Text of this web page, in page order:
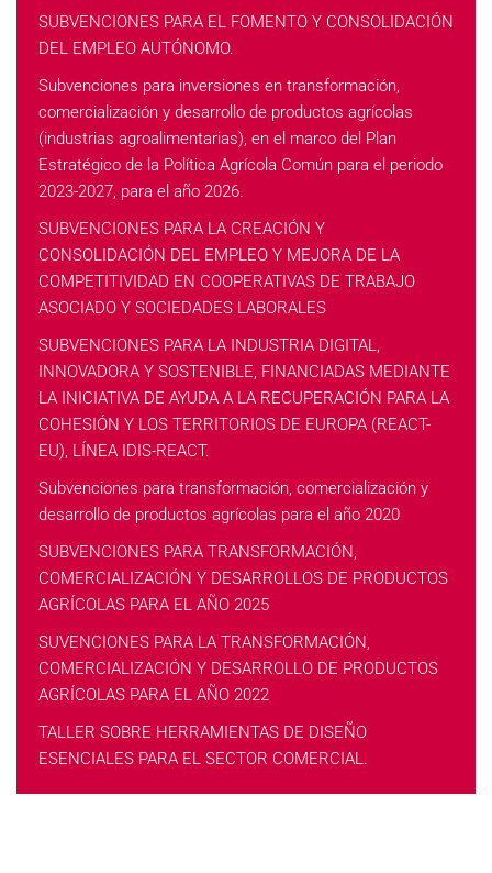
SUBVENCIONES PARA EL FOMENTO Y CONSOLIDACIÓN
DEL EMPLEO AUTÓNOMO.
Subvenciones para inversiones en transformación,
comercialización y desarrollo de productos agrícolas
(industrias agroalimentarias), en el marco del Plan
Estratégico de la Política Agrícola Común para el periodo
2023-2027, para el año 2026.
SUBVENCIONES PARA LA CREACIÓN Y
CONSOLIDACIÓN DEL EMPLEO Y MEJORA DE LA
COMPETITIVIDAD EN COOPERATIVAS DE TRABAJO
ASOCIADO Y SOCIEDADES LABORALES
SUBVENCIONES PARA LA INDUSTRIA DIGITAL,
INNOVADORA Y SOSTENIBLE, FINANCIADAS MEDIANTE
LA INICIATIVA DE AYUDA A LA RECUPERACIÓN PARA LA
COHESIÓN Y LOS TERRITORIOS DE EUROPA (REACT-
EU), LÍNEA IDIS-REACT.
Subvenciones para transformación, comercialización y
desarrollo de productos agrícolas para el año 2020
SUBVENCIONES PARA TRANSFORMACIÓN,
COMERCIALIZACIÓN Y DESARROLLOS DE PRODUCTOS
AGRÍCOLAS PARA EL AÑO 2025
SUVENCIONES PARA LA TRANSFORMACIÓN,
COMERCIALIZACIÓN Y DESARROLLO DE PRODUCTOS
AGRÍCOLAS PARA EL AÑO 2022
TALLER SOBRE HERRAMIENTAS DE DISEÑO
ESENCIALES PARA EL SECTOR COMERCIAL.